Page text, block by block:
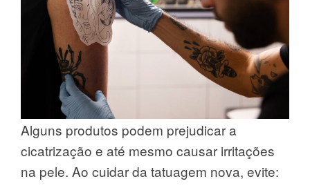
Alguns produtos podem prejudicar a
cicatrização e até mesmo causar irritações
na pele. Ao cuidar da tatuagem nova, evite: